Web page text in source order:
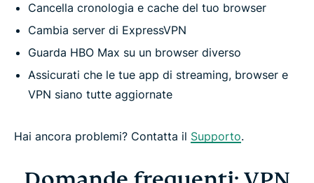
Cancella cronologia e cache del tuo browser
Cambia server di ExpressVPN
Guarda HBO Max su un browser diverso
Assicurati che le tue app di streaming, browser e
VPN siano tutte aggiornate
Hai ancora problemi? Contatta il Supporto.